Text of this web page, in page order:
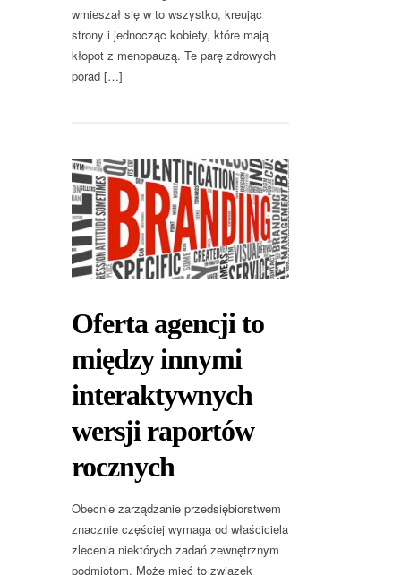
wmieszał się w to wszystko, kreując
strony i jednocząc kobiety, które mają
kłopot z menopauzą. Te parę zdrowych
porad […]
Oferta agencji to
między innymi
interaktywnych
wersji raportów
rocznych
Obecnie zarządzanie przedsiębiorstwem
znacznie częściej wymaga od właściciela
zlecenia niektórych zadań zewnętrznym
podmiotom. Może mieć to związek